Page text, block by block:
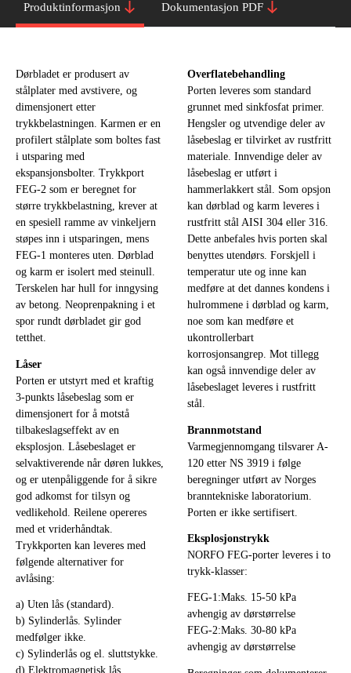
Produktinformasjon Dokumentasjon PDF
Dørbladet er produsert av
stålplater med avstivere, og
dimensjonert etter
trykkbelastningen. Karmen er en
profilert stålplate som boltes fast
i utsparing med
ekspansjonsbolter. Trykkport
FEG-2 som er beregnet for
større trykkbelastning, krever at
en spesiell ramme av vinkeljern
støpes inn i utsparingen, mens
FEG-1 monteres uten. Dørblad
og karm er isolert med steinull.
Terskelen har hull for inngysing
av betong. Neoprenpakning i et
spor rundt dørbladet gir god
tetthet.
Låser
Porten er utstyrt med et kraftig
3-punkts låsebeslag som er
dimensjonert for å motstå
tilbakeslagseffekt av en
eksplosjon. Låsebeslaget er
selvaktiverende når døren lukkes,
og er utenpåliggende for å sikre
god adkomst for tilsyn og
vedlikehold. Reilene opereres
med et vriderhåndtak.
Trykkporten kan leveres med
følgende alternativer for
avlåsing:
a) Uten lås (standard).
b) Sylinderlås. Sylinder
medfølger ikke.
c) Sylinderlås og el. sluttstykke.
d) Elektromagnetisk lås.
Overflatebehandling
Porten leveres som standard
grunnet med sinkfosfat primer.
Hengsler og utvendige deler av
låsebeslag er tilvirket av rustfritt
materiale. Innvendige deler av
låsebeslag er utført i
hammerlakkert stål. Som opsjon
kan dørblad og karm leveres i
rustfritt stål AISI 304 eller 316.
Dette anbefales hvis porten skal
benyttes utendørs. Forskjell i
temperatur ute og inne kan
medføre at det dannes kondens i
hulrommene i dørblad og karm,
noe som kan medføre et
ukontrollerbart
korrosjonsangrep. Mot tillegg
kan også innvendige deler av
låsebeslaget leveres i rustfritt
stål.
Brannmotstand
Varmegjennomgang tilsvarer A-
120 etter NS 3919 i følge
beregninger utført av Norges
branntekniske laboratorium.
Porten er ikke sertifisert.
Eksplosjonstrykk
NORFO FEG-porter leveres i to
trykk-klasser:
FEG-1:Maks. 15-50 kPa
avhengig av dørstørrelse
FEG-2:Maks. 30-80 kPa
avhengig av dørstørrelse